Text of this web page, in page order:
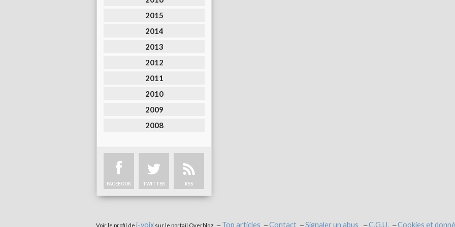
2015
2014
2013
2012
2011
2010
2009
2008
FACEBOOK TWITTER RSS
Voir le profil de i-voixsur le portail Overblog Top articles Contact Signaler un abus C.G.U. Cookies et